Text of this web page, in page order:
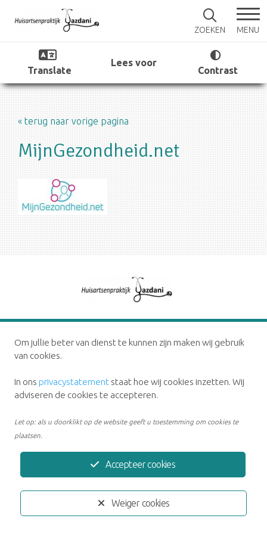
ZOEKEN MENU
Translate
Lees voor
Contrast
« terug naar vorige pagina
MijnGezondheid.net
Privacystatement Disclaimer
Weiger cookies
Accepteer cookies
Om jullie beter van dienst te kunnen zijn maken wij gebruik
van cookies.
In ons privacystatement staat hoe wij cookies inzetten. Wij
adviseren de cookies te accepteren.
Let op: als u doorklikt op de website geeft u toestemming om cookies te
plaatsen.